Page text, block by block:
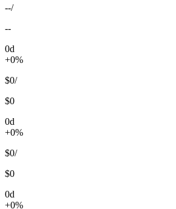
--/
--
0d
+0%
$0/
$0
0d
+0%
$0/
$0
0d
+0%